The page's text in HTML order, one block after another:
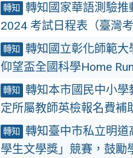
轉知
轉知國家華語測驗
2024 考試日程表（臺灣考
轉知
轉知國立彰化師範
仰望盃全國科學Home
轉知
轉知本市國民中小
定所屬教師英檢報名費補
轉知
轉知臺中市私立明
學生文學獎」競賽，鼓勵